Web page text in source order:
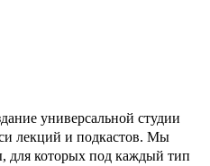
универсальной студии
лекций и подкастов. Мы
для которых под каждый тип